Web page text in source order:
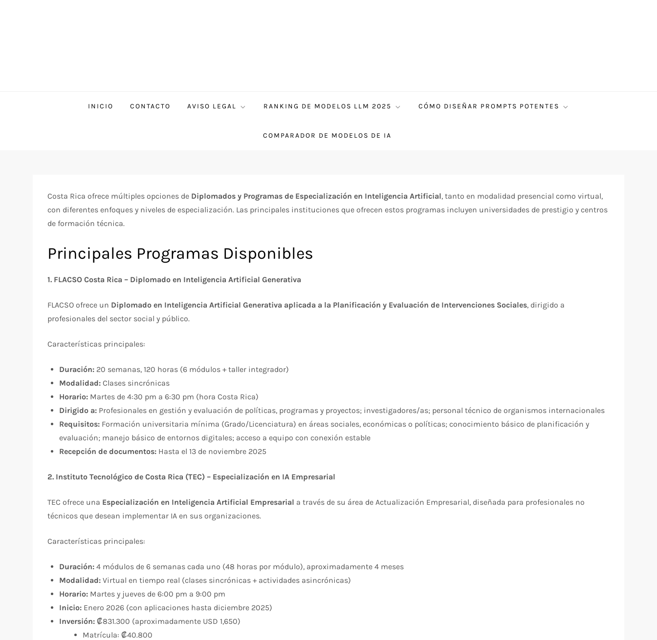
INICIO CONTACTO AVISO LEGAL RANKING DE MODELOS LLM 2025 CÓMO DISEÑAR PROMPTS POTENTES
COMPARADOR DE MODELOS DE IA
Costa Rica ofrece múltiples opciones de Diplomados y Programas de Especialización en Inteligencia Artificial, tanto en modalidad presencial como virtual,
con diferentes enfoques y niveles de especialización. Las principales instituciones que ofrecen estos programas incluyen universidades de prestigio y centros
de formación técnica.
Principales Programas Disponibles
1. FLACSO Costa Rica – Diplomado en Inteligencia Artificial Generativa
FLACSO ofrece un Diplomado en Inteligencia Artificial Generativa aplicada a la Planificación y Evaluación de Intervenciones Sociales, dirigido a
profesionales del sector social y público.​
Características principales:
Duración: 20 semanas, 120 horas (6 módulos + taller integrador)
Modalidad: Clases sincrónicas
Horario: Martes de 4:30 pm a 6:30 pm (hora Costa Rica)
Dirigido a: Profesionales en gestión y evaluación de políticas, programas y proyectos; investigadores/as; personal técnico de organismos internacionales
Requisitos: Formación universitaria mínima (Grado/Licenciatura) en áreas sociales, económicas o políticas; conocimiento básico de planificación y
evaluación; manejo básico de entornos digitales; acceso a equipo con conexión estable
Recepción de documentos: Hasta el 13 de noviembre 2025​
2. Instituto Tecnológico de Costa Rica (TEC) – Especialización en IA Empresarial
TEC ofrece una Especialización en Inteligencia Artificial Empresarial a través de su área de Actualización Empresarial, diseñada para profesionales no
técnicos que desean implementar IA en sus organizaciones.​
Características principales:
Duración: 4 módulos de 6 semanas cada uno (48 horas por módulo), aproximadamente 4 meses
Modalidad: Virtual en tiempo real (clases sincrónicas + actividades asincrónicas)
Horario: Martes y jueves de 6:00 pm a 9:00 pm
Inicio: Enero 2026 (con aplicaciones hasta diciembre 2025)
Inversión: ₡831.300 (aproximadamente USD 1,650)​
Matrícula: ₡40.800